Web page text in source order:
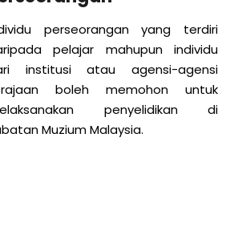
perseorangan yang terdiri
pelajar mahupun individu
institusi atau agensi-agensi
boleh memohon untuk
penyelidikan di
Muzium Malaysia.